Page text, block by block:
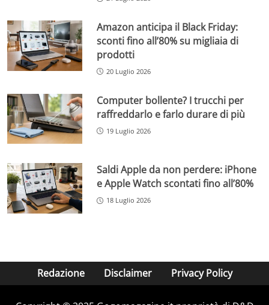
Amazon anticipa il Black Friday:
sconti fino all’80% su migliaia di
prodotti
20 Luglio 2026
Computer bollente? I trucchi per
raffreddarlo e farlo durare di più
19 Luglio 2026
Saldi Apple da non perdere: iPhone
e Apple Watch scontati fino all’80%
18 Luglio 2026
Redazione Disclaimer Privacy Policy